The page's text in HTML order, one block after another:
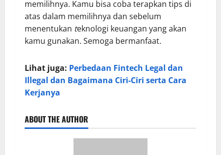
memilihnya. Kamu bisa coba terapkan tips di
atas dalam memilihnya dan sebelum
menentukan teknologi keuangan yang akan
kamu gunakan. Semoga bermanfaat.
Lihat juga: Perbedaan Fintech Legal dan
Illegal dan Bagaimana Ciri-Ciri serta Cara
Kerjanya
ABOUT THE AUTHOR